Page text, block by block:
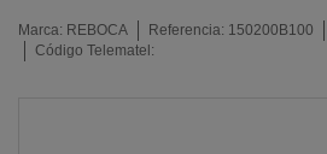
Marca: REBOCA Referencia: 150200B100
Código Telematel: